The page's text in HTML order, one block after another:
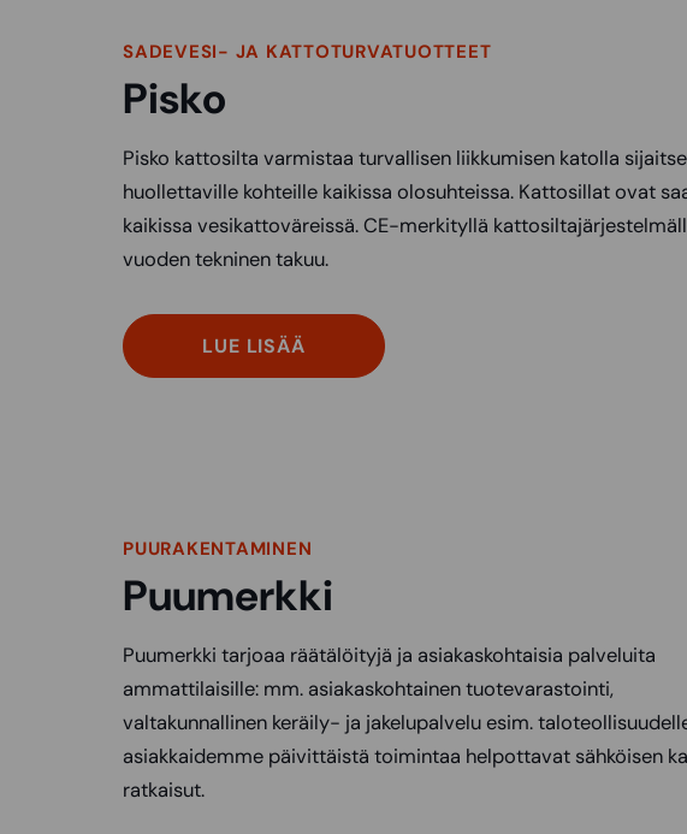
SADEVESI- JA KATTOTURVATUOTTEET
Pisko
Pisko kattosilta varmistaa turvallisen liikkumisen katolla
huollettaville kohteille kaikissa olosuhteissa. Kattosillat ovat
kaikissa vesikattoväreissä. CE-merkityllä
vuoden tekninen takuu.
LUE LISÄÄ
PUURAKENTAMINEN
Puumerkki
Puumerkki tarjoaa räätälöityjä ja asiakaskohtaisia palveluita
ammattilaisille: mm. asiakaskohtainen tuotevarastointi,
valtakunnallinen keräily- ja jakelupalvelu esim.
asiakkaidemme päivittäistä toimintaa helpottavat sähköisen
ratkaisut.